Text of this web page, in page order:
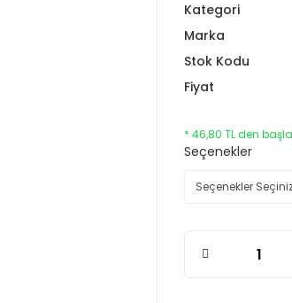
Kategori
Marka
Stok Kodu
Fiyat
* 46,80 TL den
Seçenekler